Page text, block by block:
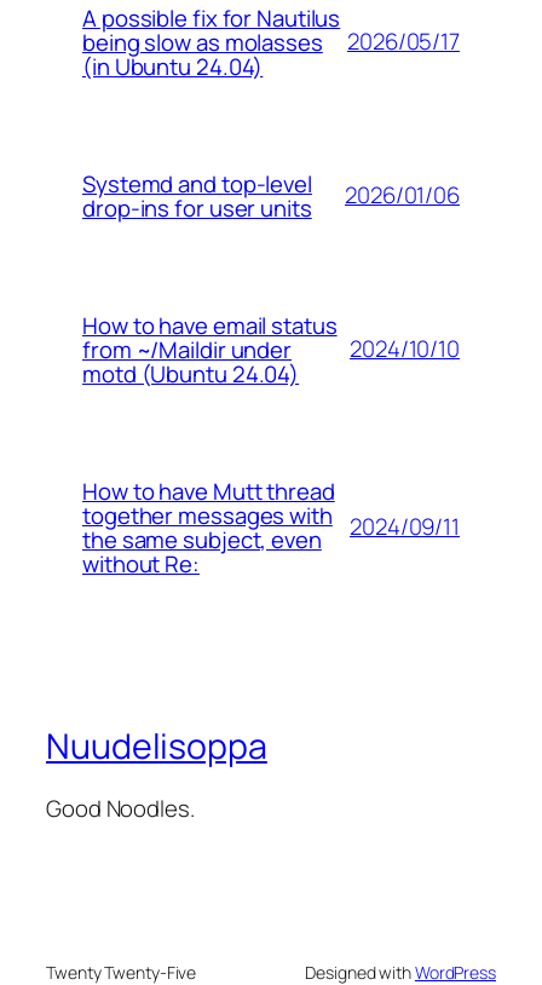
A possible fix for Nautilus
being slow as molasses
(in Ubuntu 24.04)
2026/05/17
Systemd and top-level
drop-ins for user units 2026/01/06
How to have email status
from ~/Maildir under
motd (Ubuntu 24.04)
2024/10/10
How to have Mutt thread
together messages with
the same subject, even
without Re:
2024/09/11
Nuudelisoppa
Good Noodles.
Twenty Twenty-Five Designed withWordPress